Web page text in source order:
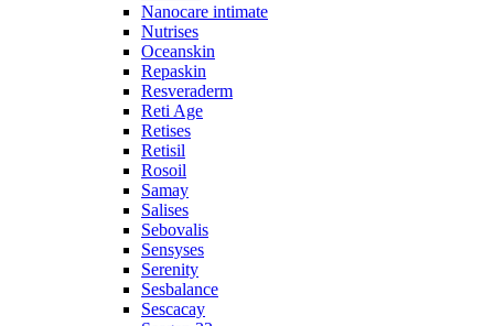
Nanocare intimate
Nutrises
Oceanskin
Repaskin
Resveraderm
Reti Age
Retises
Retisil
Rosoil
Samay
Salises
Sebovalis
Sensyses
Serenity
Sesbalance
Sescacay